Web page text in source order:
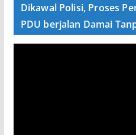
Dikawal Polisi, Proses
PDU berjalan Damai